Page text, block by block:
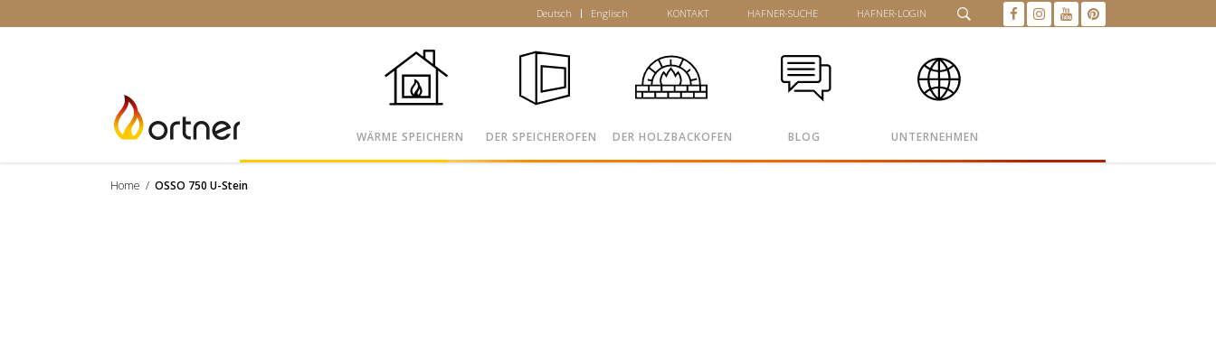
Deutsch Englisch KONTAKT HAFNER-SUCHE HAFNER-LOGIN
WÄRME SPEICHERN DER SPEICHEROFEN DER HOLZBACKOFEN BLOG UNTERNEHMEN
Home / OSSO 750 U-Stein